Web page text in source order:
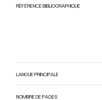
RÉFÉRENCE BIBLIOGRAPHIQUE
LANGUE PRINCIPALE
NOMBRE DE PAGES